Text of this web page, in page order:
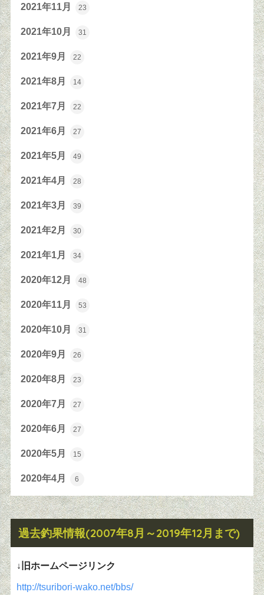
2021年11月 23
2021年10月 31
2021年9月 22
2021年8月 14
2021年7月 22
2021年6月 27
2021年5月 49
2021年4月 28
2021年3月 39
2021年2月 30
2021年1月 34
2020年12月 48
2020年11月 53
2020年10月 31
2020年9月 26
2020年8月 23
2020年7月 27
2020年6月 27
2020年5月 15
2020年4月 6
過去釣果情報(2007年8月～2019年12月まで)
↓旧ホームページリンク
http://tsuribori-wako.net/bbs/